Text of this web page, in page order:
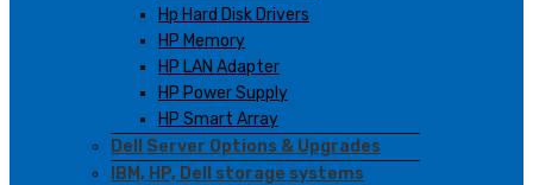
Hp Hard Disk Drivers
HP Memory
HP LAN Adapter
HP Power Supply
HP Smart Array
Dell Server Options & Upgrades
IBM, HP, Dell storage systems